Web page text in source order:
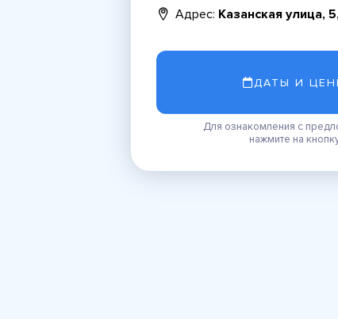
Адрес: Казанская улица,
ДАТЫ И
Для ознакомления с
нажмите на